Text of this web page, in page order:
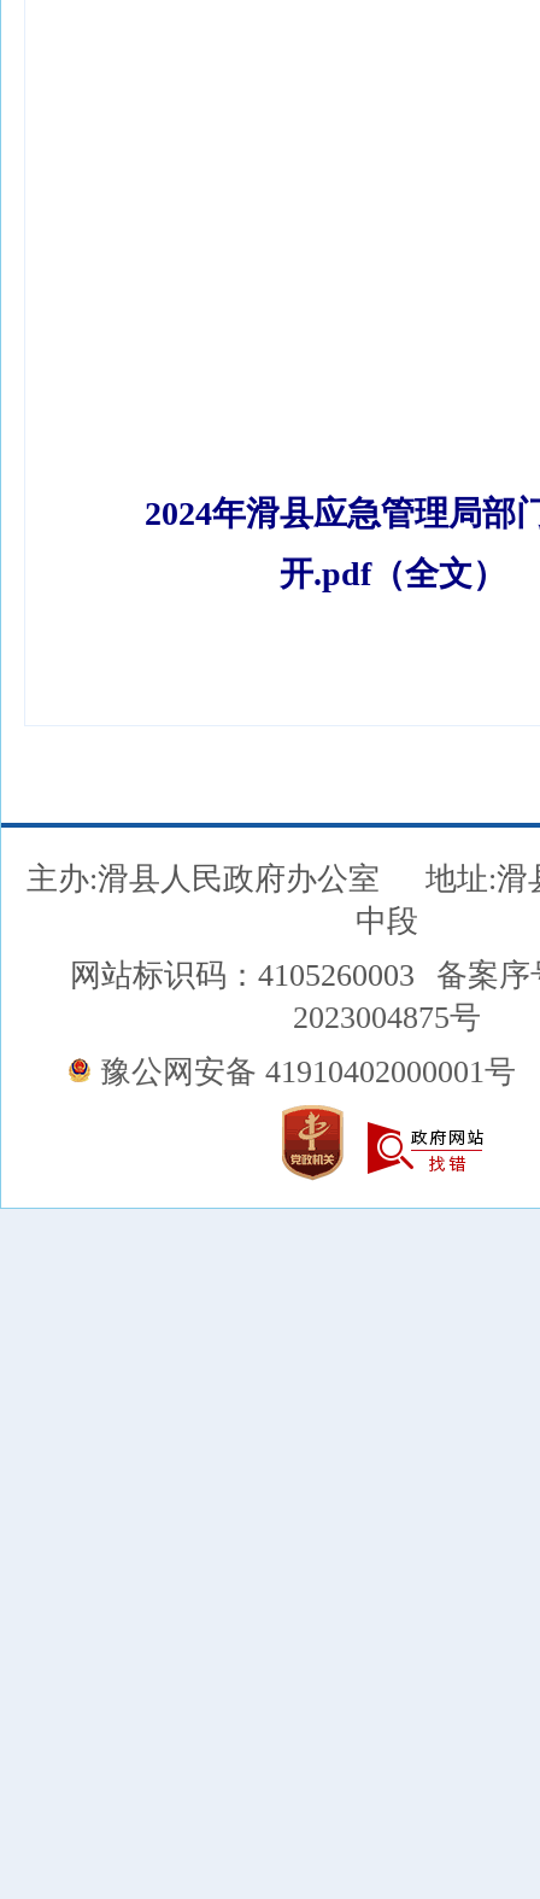
2024年滑县应急管理局部
开.pdf（全文）
主办:滑县人民政府办公室
地址:滑
中段
网站标识码：4105260003
备案序
2023004875号
豫公网安备 41910402000001号